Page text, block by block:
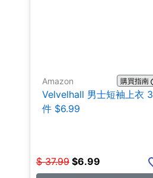
Amazon 購買指南
Velvelhall 男士短袖上衣 3
件 $6.99
$ 37.99 $6.99